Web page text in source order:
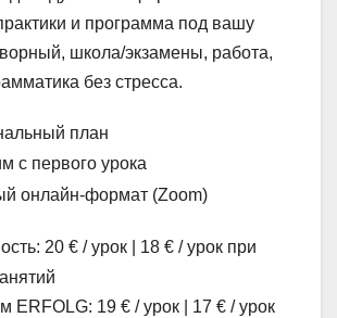
и программа под вашу
школа/экзамены, работа,
без стресса.
план
с первого урока
онлайн-формат (Zoom)
20 € / урок | 18 € / урок при
ERFOLG: 19 € / урок | 17 € / урок